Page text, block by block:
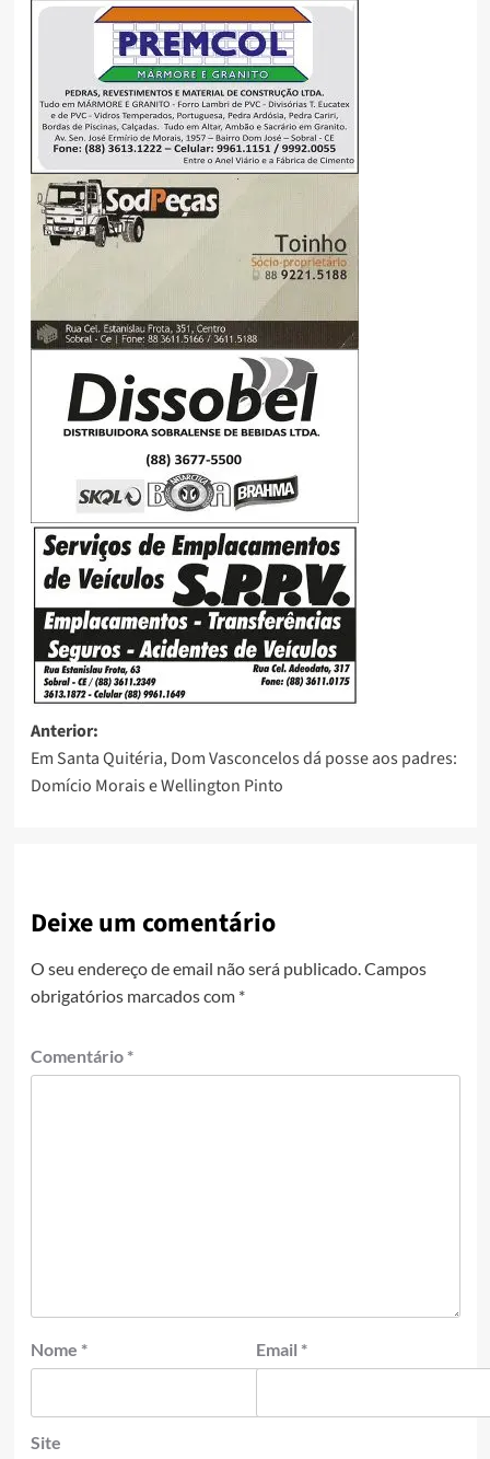
Anterior:
Em Santa Quitéria, Dom Vasconcelos dá posse aos padres:
Domício Morais e Wellington Pinto
Deixe um comentário
O seu endereço de email não será publicado.Campos
obrigatórios marcados com *
Comentário *
Nome * Email *
Site